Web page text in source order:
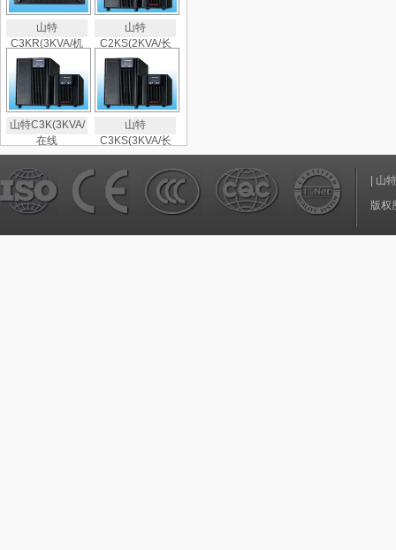
山特
C3KR(3KVA/机
山特
C2KS(2KVA/长
山特C3K(3KVA/
在线
山特
C3KS(3KVA/长
山
版权